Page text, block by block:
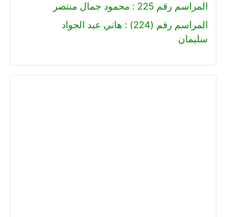
المراسم رقم 225 : محمود جمال منتصر
المراسم رقم (224) : هاني عبد الجواد
سليمان